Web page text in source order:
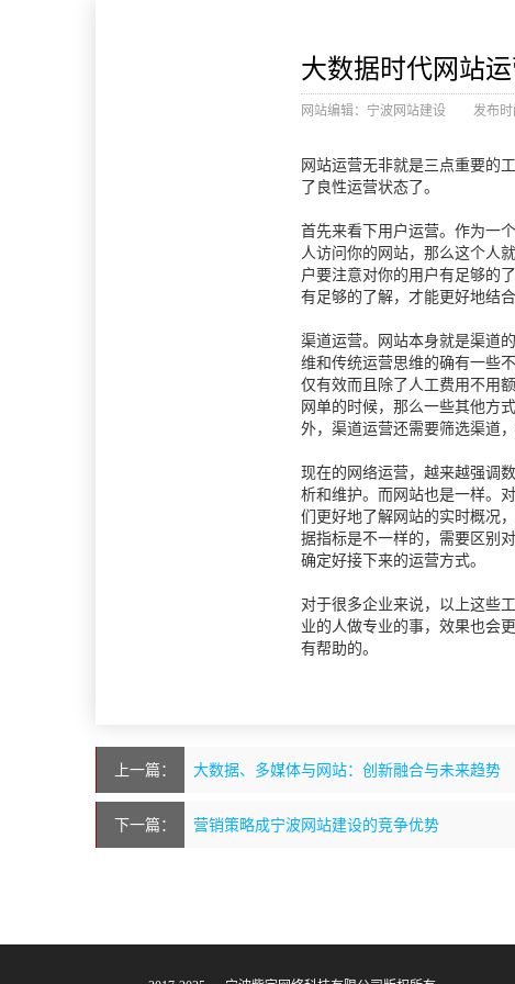
大数据时代网站
网站编辑： 宁波网站建设 发布时
网站运营无非就是三点重要的
了良性运营状态了。
首先来看下用户运营。作为一
人访问你的网站，那么这个人
户要注意对你的用户有足够的
有足够的了解，才能更好地结
渠道运营。网站本身就是渠道
维和传统运营思维的确有一些
仅有效而且除了人工费用不用
网单的时候，那么一些其他方
外，渠道运营还需要筛选渠道
现在的网络运营，越来越强调
析和维护。而网站也是一样。
们更好地了解网站的实时概况
据指标是不一样的，需要区别
确定好接下来的运营方式。
对于很多企业来说，以上这些
业的人做专业的事，效果也会
有帮助的。
上一篇： 大数据、多媒体与网站：创新融合与未来趋势
下一篇： 营销策略成宁波网站建设的竞争优势